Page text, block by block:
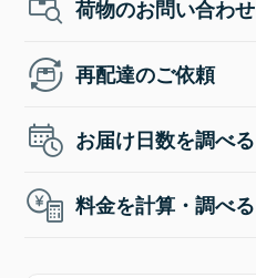
荷物のお問い合わせ
再配達のご依頼
お届け日数を調べる
料金を計算・調べる